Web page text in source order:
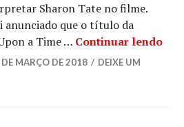
Sharon Tate no filme.
anunciado que o título da
a Time … Continuar lendo
MARÇO DE 2018
DEIXE UM